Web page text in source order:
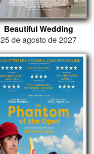
Beautiful Wedding
25 de agosto de 2027